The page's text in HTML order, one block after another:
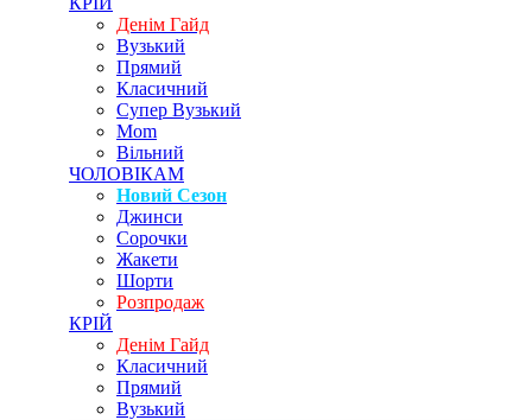
Денім Гайд
Вузький
Прямий
Класичний
Супер Вузький
Mom
Вільний
ЧОЛОВІКАМ
Новий Сезон
Джинси
Сорочки
Жакети
Шорти
Розпродаж
КРІЙ
Денім Гайд
Класичний
Прямий
Вузький